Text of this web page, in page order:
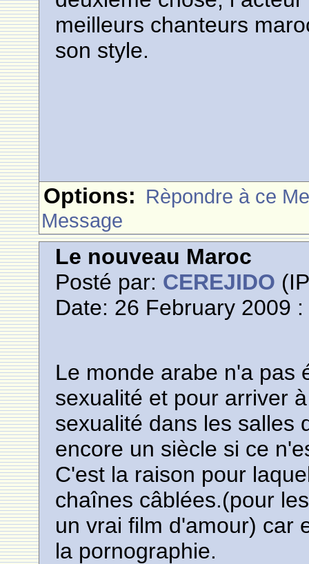
meilleurs chanteurs
son style.
Options: Rèpondre à ce
Message
Le nouveau Maroc
Posté par: CEREJIDO
Date: 26 February 2009 :
Le monde arabe n'a pas
sexualité et pour arriver
sexualité dans les salles
encore un siècle si ce
C'est la raison pour
chaînes câblées.(pour
un vrai film d'amour) car
la pornographie.